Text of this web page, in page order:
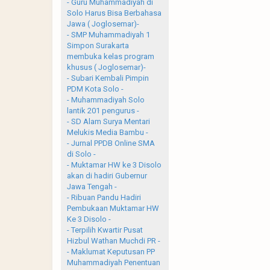
- Guru Muhammadiyah di
Solo Harus Bisa Berbahasa
Jawa ( Joglosemar)-
- SMP Muhammadiyah 1
Simpon Surakarta
membuka kelas program
khusus ( Joglosemar)-
- Subari Kembali Pimpin
PDM Kota Solo -
- Muhammadiyah Solo
lantik 201 pengurus -
- SD Alam Surya Mentari
Melukis Media Bambu -
- Jurnal PPDB Online SMA
di Solo -
- Muktamar HW ke 3 Disolo
akan di hadiri Gubernur
Jawa Tengah -
- Ribuan Pandu Hadiri
Pembukaan Muktamar HW
Ke 3 Disolo -
- Terpilih Kwartir Pusat
Hizbul Wathan Muchdi PR -
- Maklumat Keputusan PP
Muhammadiyah Penentuan